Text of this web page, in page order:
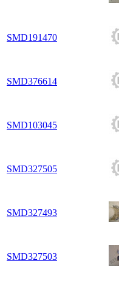
SMD191470
SMD376614
SMD103045
SMD327505
SMD327493
SMD327503